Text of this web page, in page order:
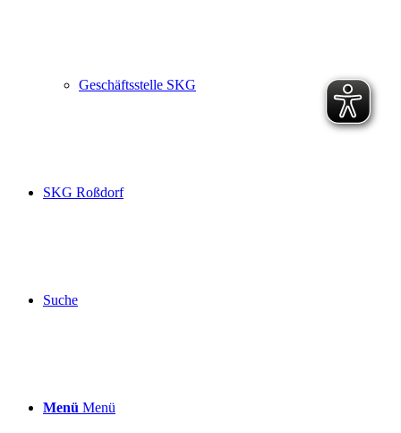
Geschäftsstelle SKG
SKG Roßdorf
Suche
Menü Menü